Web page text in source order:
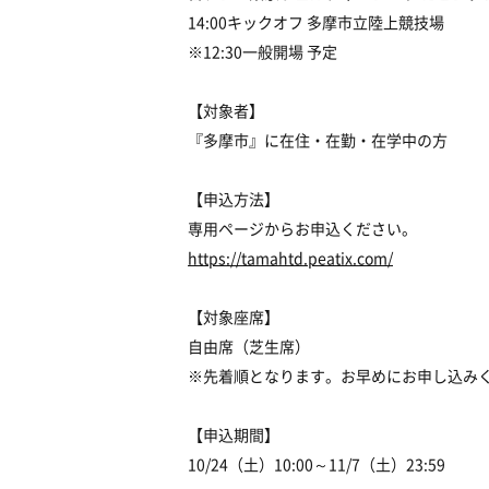
14:00キックオフ 多摩市立陸上競技場
※12:30一般開場 予定
【対象者】
『多摩市』に在住・在勤・在学中の方
【申込方法】
専用ページからお申込ください。
https://tamahtd.peatix.com/
【対象座席】
自由席（芝生席）
※先着順となります。お早めにお申し込み
【申込期間】
10/24（土）10:00～11/7（土）23:59